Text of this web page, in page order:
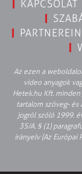
KAPCSOLAT
Az ezen a
video anyagok
Hetek.hu Kft.
tartalom szöveg- és
jogról szóló 1999.
35/A. § (1)
irányelv (Az Európai